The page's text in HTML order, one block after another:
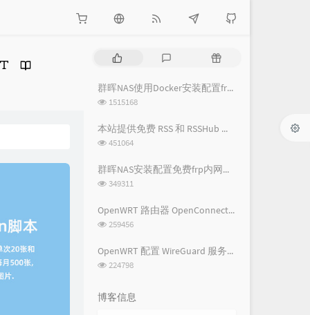
文
章
评
随
文群晖NAS使用Docker安装配置frpc内网穿透教程
浏
次
数:
1515168
本站提供免费 RSS 和 RSSHub 服务
浏
次
数:
451064
群晖NAS安装配置免费frp内网穿透教程
浏
次
349311
OpenWRT 路由器 OpenConnect VPN 详细图文教程 - 基础配置篇
浏
次
259456
OpenWRT 配置 WireGuard 服务端及客户端配置教程
浏
数:
224798
博客信息